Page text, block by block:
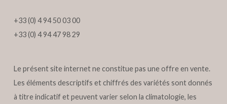
+33 (0) 4 94 50 03 00
+33 (0) 4 94 47 98 29
Le présent site internet ne constitue pas une offre en vente.
Les éléments descriptifs et chiffrés des variétés sont donnés
à titre indicatif et peuvent varier selon la climatologie, les